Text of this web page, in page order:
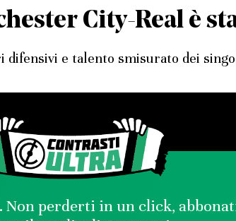
City-Real è
difensivi e talento smisurato dei
perderti in un click,